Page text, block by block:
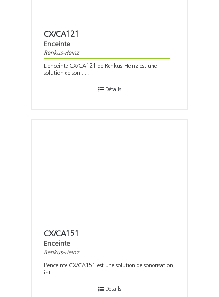
CX/CA121
Enceinte
Renkus-Heinz
L'enceinte CX/CA121 de Renkus-Heinz est une
solution de son . . .
Détails
CX/CA151
Enceinte
Renkus-Heinz
L’enceinte CX/CA151 est une solution de sonorisation,
int . . .
Détails